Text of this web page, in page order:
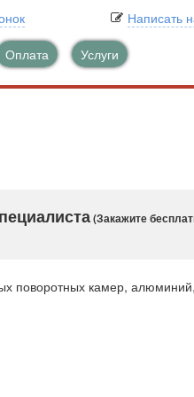
Написать
Оплата Услуги
(Закажите
поворотных камер,